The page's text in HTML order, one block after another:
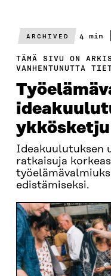
ARCHIVED 4 min
TÄMÄ SIVU ON
VANHENTUNUTTA
Ideakuulutuksen
ratkaisuja
edistämiseksi.